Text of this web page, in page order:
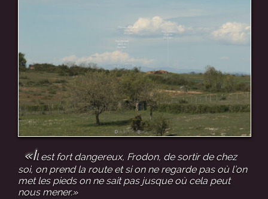
«Il est fort dangereux, Frodon, de sortir de chez
soi, on prend la route et si on ne regarde pas où l’on
met les pieds on ne sait pas jusque où cela peut
nous mener.»